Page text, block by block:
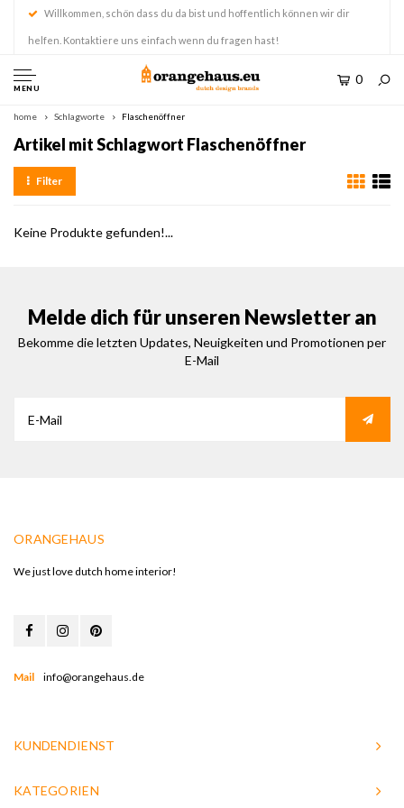
Willkommen, schön dass du da bist und hoffentlich können wir dir
helfen. Kontaktiere uns einfach wenn du fragen hast!
MENU
0
home Schlagworte Flaschenöffner
Artikel mit Schlagwort Flaschenöffner
Filter
Keine Produkte gefunden!...
Melde dich für unseren Newsletter an
Bekomme die letzten Updates, Neuigkeiten und Promotionen per
E-Mail
ORANGEHAUS
We just love dutch home interior!
Mail info@orangehaus.de
KUNDENDIENST
KATEGORIEN